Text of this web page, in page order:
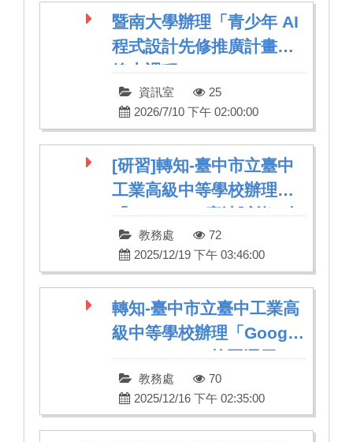
暨南大學辦理「青少年 AI
程式設計先修推廣計畫」
線上課程
資訊室
25
2026/7/10 下午 02:00:00
[研習]轉知-臺中市立臺中
工業高級中等學校辦理
「Canva AI 魔法賦能：打
造高效率的未來教室」研
習
教務處
72
2025/12/19 下午 03:46:00
轉知-臺中市立臺中工業高
級中等學校辦理「Google
Apps Script 校園運用」
研習教務處
70
2025/12/16 下午 02:35:00